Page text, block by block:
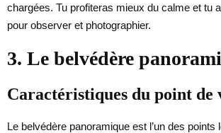
chargées. Tu profiteras mieux du calme et tu
pour observer et photographier.
3. Le belvédère
Caractéristiques du point de
Le belvédère panoramique est l’un des points